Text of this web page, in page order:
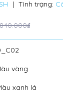
| Tình trạng:
840.000₫
vàng
xanh lá